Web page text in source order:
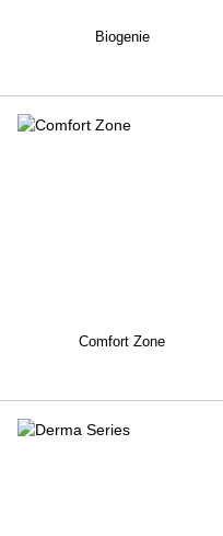
Biogenie
Comfort Zone